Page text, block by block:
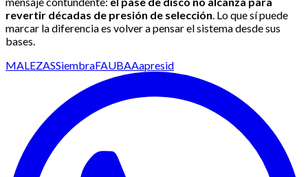
revertir décadas de presión de selección. Lo que sí puede
marcar la diferencia es volver a pensar el sistema desde sus
bases.
MALEZASSiembraFAUBAAapresid